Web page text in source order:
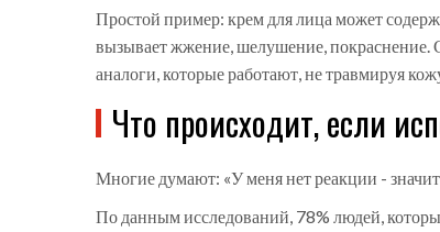
Простой пример: крем для лица может
вызывает жжение, шелушение, покраснение.
аналоги, которые работают, не травмируя
Что происходит, если
Многие думают: «У меня нет реакции -
По данным исследований, 78% людей,